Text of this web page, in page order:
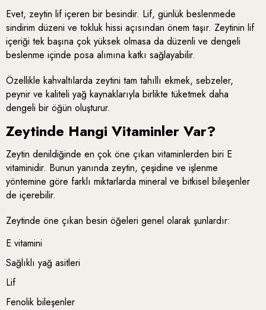
Evet, zeytin lif içeren bir besindir. Lif, günlük beslenmede
sindirim düzeni ve tokluk hissi açısından önem taşır. Zeytinin lif
içeriği tek başına çok yüksek olmasa da düzenli ve dengeli
beslenme içinde posa alımına katkı sağlayabilir.
Özellikle kahvaltılarda zeytini tam tahıllı ekmek, sebzeler,
peynir ve kaliteli yağ kaynaklarıyla birlikte tüketmek daha
dengeli bir öğün oluşturur.
Zeytinde Hangi Vitaminler Var?
Zeytin denildiğinde en çok öne çıkan vitaminlerden biri E
vitaminidir. Bunun yanında zeytin, çeşidine ve işlenme
yöntemine göre farklı miktarlarda mineral ve bitkisel bileşenler
de içerebilir.
Zeytinde öne çıkan besin öğeleri genel olarak şunlardır:
E vitamini
Sağlıklı yağ asitleri
Lif
Fenolik bileşenler